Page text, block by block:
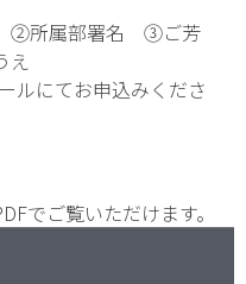
②所属部署名 ③ご芳
え
ルにてお申込みくださ
でご覧いただけます。